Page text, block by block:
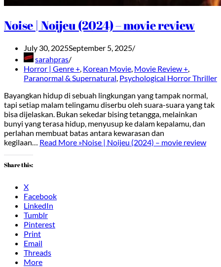
Noise | Noijeu (2024) – movie review
July 30, 2025September 5, 2025
sarahpras
Horror | Genre +, Korean Movie, Movie Review +,
Paranormal & Supernatural, Psychological Horror Thriller
Bayangkan hidup di sebuah lingkungan yang tampak normal,
tapi setiap malam telingamu diserbu oleh suara-suara yang tak
bisa dijelaskan. Bukan sekedar bising tetangga, melainkan
bunyi yang terasa hidup, menyusup ke dalam kepalamu, dan
perlahan membuat batas antara kewarasan dan
kegilaan… Read More »Noise | Noijeu (2024) – movie review
Share this:
X
Facebook
LinkedIn
Tumblr
Pinterest
Print
Email
Threads
More